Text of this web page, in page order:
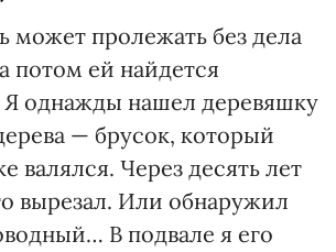
может пролежать без дела
потом ей найдется
однажды нашел деревяшку
— брусок, который
валялся. Через десять лет
вырезал. Или обнаружил
В подвале я его